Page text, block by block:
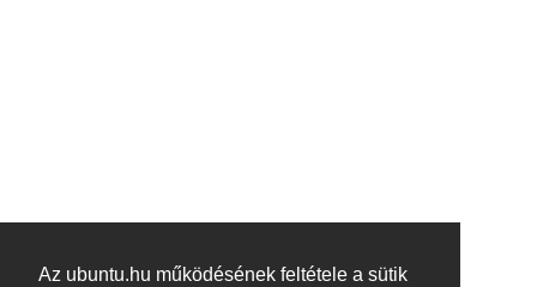
Az ubuntu.hu működésének feltétele a sütik